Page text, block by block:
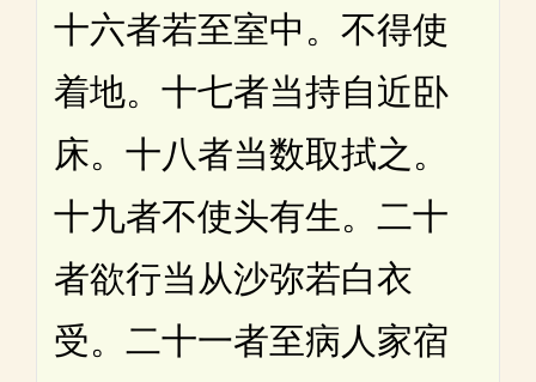
十六者若至室中。不得使
着地。十七者当持自近卧
床。十八者当数取拭之。
十九者不使头有生。二十
者欲行当从沙弥若白衣
受。二十一者至病人家宿